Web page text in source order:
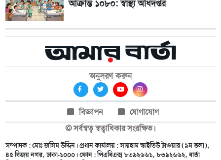
আক্রান্ত ১০৮০: স্বাস্থ্য অধিদপ্তর
অনুসরণ করুন
বিজ্ঞাপন
যোগাযোগ
© সর্বস্বত্ব স্বত্বাধিকার সংরক্ষিত।
সম্পাদক : মোঃ জসিম উদ্দিন। প্রধান কার্যালয় : সায়হাম স্কাইভিউ টাওয়ার (৯ম তলা),
৪৫ বিজয় নগর, ঢাকা-১০০০। ফোন : পিএবিএক্স ৮৩৯২৬৬১, ৮৩৯২৬৬২, বার্তা